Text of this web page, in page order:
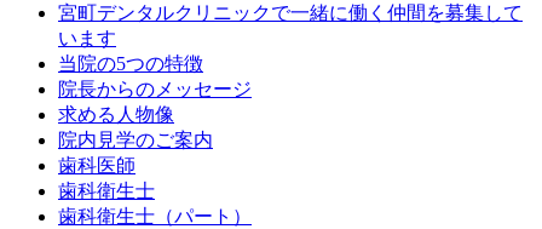
宮町デンタルクリニックで一緒に働く仲間を募集して
います
当院の5つの特徴
院長からのメッセージ
求める人物像
院内見学のご案内
歯科医師
歯科衛生士
歯科衛生士（パート）